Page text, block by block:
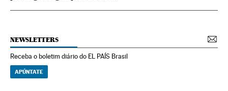
NEWSLETTERS
Receba o boletim diário do EL PAÍS Brasil
APÚNTATE